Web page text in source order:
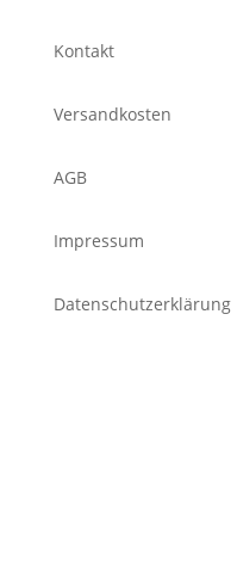
Kontakt
Versandkosten
AGB
Impressum
Datenschutzerklärung